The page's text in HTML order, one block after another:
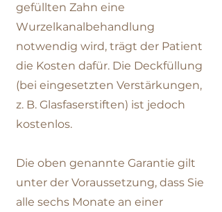
gefüllten Zahn eine
Wurzelkanalbehandlung
notwendig wird, trägt der Patient
die Kosten dafür. Die Deckfüllung
(bei eingesetzten Verstärkungen,
z. B. Glasfaserstiften) ist jedoch
kostenlos.
Die oben genannte Garantie gilt
unter der Voraussetzung, dass Sie
alle sechs Monate an einer